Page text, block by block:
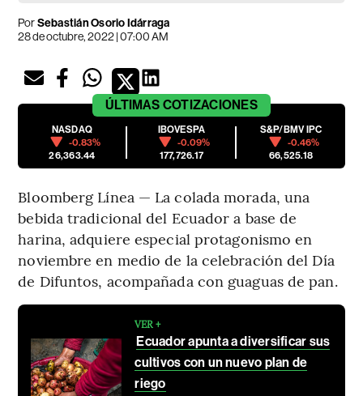
PorSebastián Osorio Idárraga
28 de octubre, 2022 | 07:00 AM
ÚLTIMAS COTIZACIONES
NASDAQ
-0.83%
26,363.44
IBOVESPA
-0.09%
177,726.17
S&P/BMV IPC
-0.46%
66,525.18
Bloomberg Línea — La colada morada, una
bebida tradicional del Ecuador a base de
harina, adquiere especial protagonismo en
noviembre en medio de la celebración del Día
de Difuntos, acompañada con guaguas de pan.
VER +
Ecuador apunta a diversificar sus
cultivos con un nuevo plan de
riego